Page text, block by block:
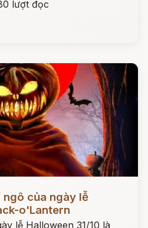
lượt đọc
ngô của ngày lễ
o'Lantern
lễ Halloween 31/10 là